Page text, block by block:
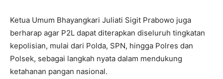
Ketua Umum Bhayangkari Juliati Sigit Prabowo juga
berharap agar P2L dapat diterapkan diseluruh tingkatan
kepolisian, mulai dari Polda, SPN, hingga Polres dan
Polsek, sebagai langkah nyata dalam mendukung
ketahanan pangan nasional.